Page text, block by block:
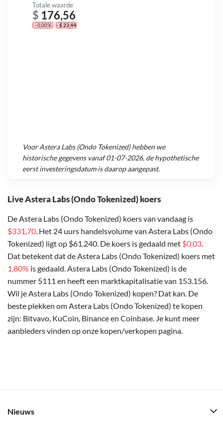
Live Astera Labs (Ondo Tokenized) koers
De Astera Labs (Ondo Tokenized) koers van vandaag is
$331,70. Het 24 uurs handelsvolume van Astera Labs (Ondo
Tokenized) ligt op $61.240. De koers is gedaald met $0,03.
Dat betekent dat de Astera Labs (Ondo Tokenized) koers met
1,80% is gedaald. Astera Labs (Ondo Tokenized) is de
nummer 5111 en heeft een marktkapitalisatie van 153.156.
Wil je Astera Labs (Ondo Tokenized) kopen? Dat kan. De
beste plekken om Astera Labs (Ondo Tokenized) te kopen
zijn: Bitvavo, KuCoin, Binance en Coinbase. Je kunt meer
aanbieders vinden op onze kopen/verkopen pagina.
Totale waarde
$ 176,56
- 0,00% - $ 23,44
VoorAstera Labs (Ondo Tokenized)hebben we
historische gegevens vanaf01-07-2026, de hypothetische
eerst investeringsdatum is daarop aangepast.
Nieuws